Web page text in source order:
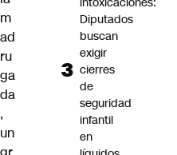
m
ad
ru
ga
da
,
un
Diputados
buscan
exigir
cierres
de
seguridad
infantil
en